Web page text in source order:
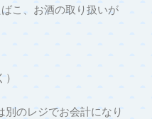
こ、お酒の取り扱いが
別のレジでお会計になり